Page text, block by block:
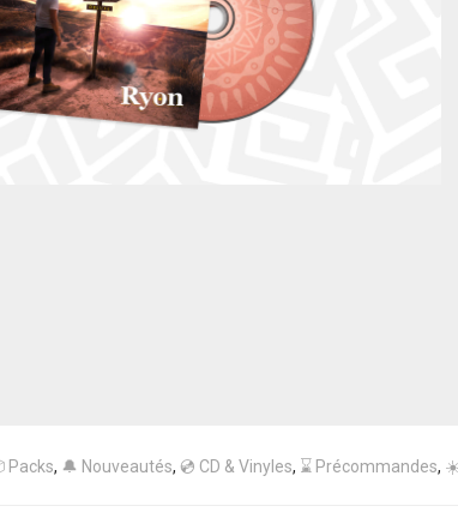
Packs, 🔔 Nouveautés, 💿 CD & Vinyles, ⌛ Précommandes,